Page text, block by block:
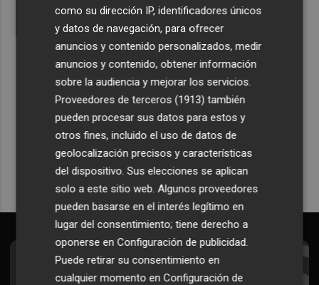
Recibe toda la actualidad de
Plaza Podcast en tu correo
Quiero suscribirme
Suscríbete al Boletín
como su dirección IP, identificadores únicos
y datos de navegación, para ofrecer
anuncios y contenido personalizados, medir
anuncios y contenido, obtener información
sobre la audiencia y mejorar los servicios.
Proveedores de terceros (1913) también
pueden procesar sus datos para estos y
otros fines, incluido el uso de datos de
geolocalización precisos y características
del dispositivo. Sus elecciones se aplican
solo a este sitio web. Algunos proveedores
pueden basarse en el interés legítimo en
lugar del consentimiento; tiene derecho a
oponerse enConfiguración de publicidad.
Puede retirar su consentimiento en
cualquier momento enConfiguración de